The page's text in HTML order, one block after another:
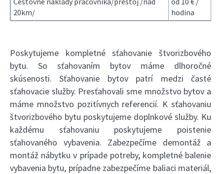
20km/
hodina
Poskytujeme kompletné sťahovanie štvorizbového
bytu. So sťahovaním bytov máme dlhoročné
skúsenosti. Sťahovanie bytov patrí medzi časté
sťahovacie služby. Presťahovali sme množstvo bytov a
máme množstvo pozitívnych referencií. K sťahovaniu
štvorizbového bytu poskytujeme doplnkové služby. Ku
každému sťahovaniu poskytujeme poistenie
sťahovaného vybavenia. Zabezpečíme demontáž a
montáž nábytku v prípade potreby, kompletné balenie
vybavenia bytu, prípadne zabezpečíme baliaci materiál,